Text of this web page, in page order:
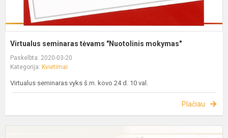
Virtualus seminaras tėvams "Nuotolinis mokymas"
Paskelbta: 2020-03-20
Kategorija: Kvietimai
Virtualus seminaras vyks š.m. kovo 24 d. 10 val.
Plačiau